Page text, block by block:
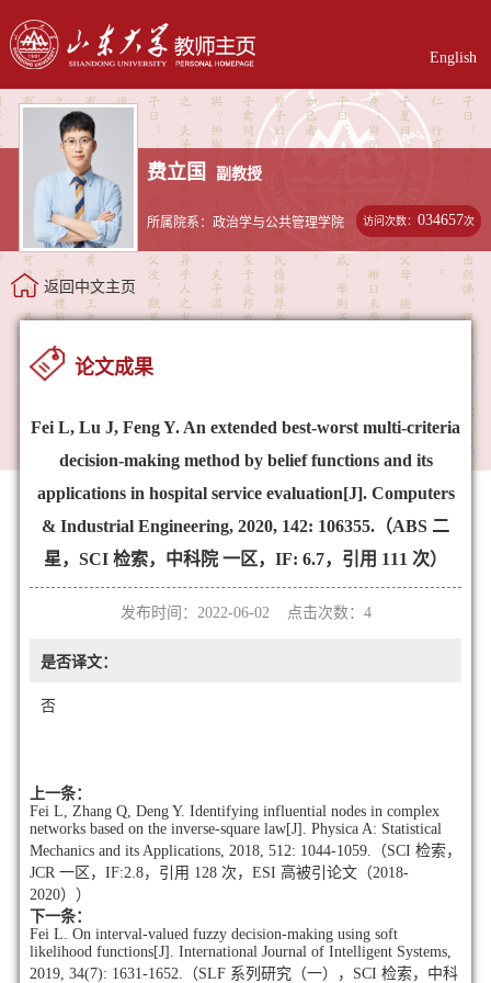
English
费立国 副教授
所属院系：政治学与公共管理学院 访问次数：034657次
返回中文主页
论文成果
Fei L, Lu J, Feng Y. An extended best-worst multi-criteria
decision-making method by belief functions and its
applications in hospital service evaluation[J]. Computers
& Industrial Engineering, 2020, 142: 106355.（ABS 二
星，SCI 检索，中科院 一区，IF: 6.7，引用 111 次）
发布时间：2022-06-02 点击次数： 4
是否译文：
否
上一条：
Fei L, Zhang Q, Deng Y. Identifying influential nodes in complex
networks based on the inverse-square law[J]. Physica A: Statistical
Mechanics and its Applications, 2018, 512: 1044-1059.（SCI 检索，
JCR 一区，IF:2.8，引用 128 次，ESI 高被引论文（2018-
2020））
下一条：
Fei L. On interval-valued fuzzy decision-making using soft
likelihood functions[J]. International Journal of Intelligent Systems,
2019, 34(7): 1631-1652.（SLF 系列研究（一），SCI 检索，中科